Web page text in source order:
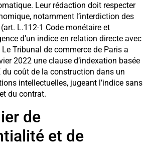
Leur rédaction doit respecter
notamment l’interdiction des
L.112-1 Code monétaire et
d’un indice en relation directe avec
Le Tribunal de commerce de Paris a
2022 une clause d’indexation basée
du coût de la construction dans un
intellectuelles, jugeant l’indice sans
du contrat.
de
et de